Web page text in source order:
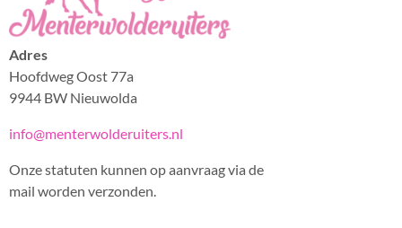
Adres
Hoofdweg Oost 77a
9944 BW Nieuwolda
info@menterwolderuiters.nl
Onze statuten kunnen op aanvraag via de
mail worden verzonden.